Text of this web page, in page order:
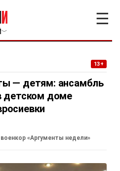
﹀
☰
13+
— детям: ансамбль
детском доме
«Аргументы недели»